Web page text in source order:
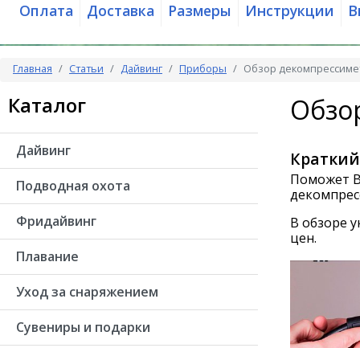
Оплата Доставка Размеры Инструкции
Главная Статьи Дайвинг Приборы Обзор
Каталог
Дайвинг
Подводная охота
Фридайвинг
Плавание
Уход за снаряжением
Сувениры и подарки
Поможет
В обзоре
цен.